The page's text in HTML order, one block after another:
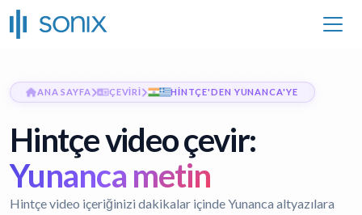
ANA SAYFA ÇEVIRI HINTÇE'DEN YUNANCA'YE
Hintçe video çevir:
Yunanca metin
Hintçe video içeriğinizi dakikalar içinde Yunanca altyazılara